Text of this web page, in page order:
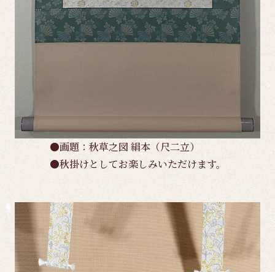
●画題：秋草之図 絹本（尺二立）
●秋掛けとしてお楽しみいただけます。